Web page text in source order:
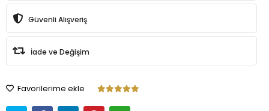
Güvenli Alışveriş
İade ve Değişim
Favorilerime ekle